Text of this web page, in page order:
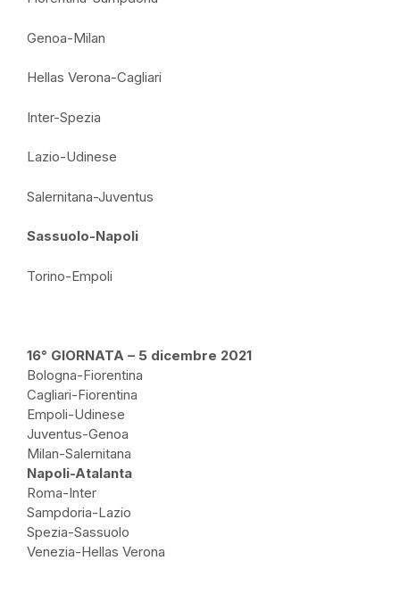
Genoa-Milan
Hellas Verona-Cagliari
Inter-Spezia
Lazio-Udinese
Salernitana-Juventus
Sassuolo-Napoli
Torino-Empoli
16° GIORNATA – 5 dicembre 2021
Bologna-Fiorentina
Cagliari-Fiorentina
Empoli-Udinese
Juventus-Genoa
Milan-Salernitana
Napoli-Atalanta
Roma-Inter
Sampdoria-Lazio
Spezia-Sassuolo
Venezia-Hellas Verona